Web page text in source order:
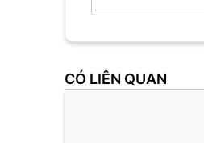
CÓ LIÊN QUAN